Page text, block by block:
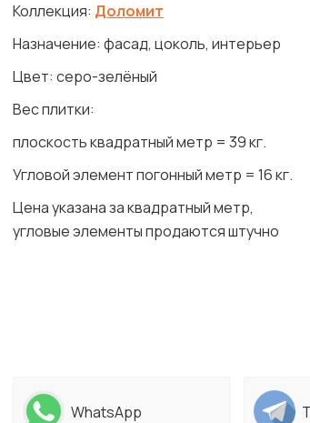
Коллекция: Доломит
Назначение: фасад, цоколь, интерьер
Цвет: серо-зелёный
Вес плитки:
плоскость квадратный метр = 39 кг.
Угловой элемент погонный метр = 16 кг.
Цена указана за квадратный метр,
угловые элементы продаются штучно
WhatsApp